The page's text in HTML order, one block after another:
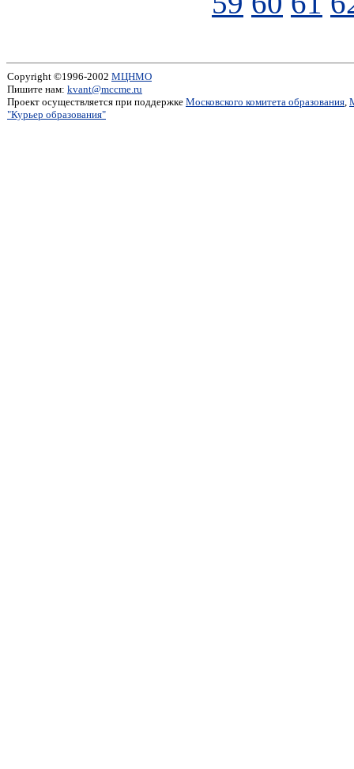
Copyright ©1996-2002 МЦНМО
Пишите нам: kvant@mccme.ru
Проект осуществляется при поддержке Московского комитета образования,
"Курьер образования"